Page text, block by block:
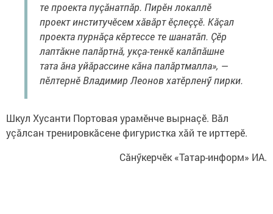
те проекта пуçăнатпăр. Пирӗн локаллӗ
проект институчӗсем хӑвӑрт ӗçлеççӗ. Кӑçал
проекта пурнӑçа кӗртессе те шанатӑп. Çӗр
лаптӑкне палӑртнӑ, укçа-тенкӗ калăпăшне
тата ăна уйăрассине кăна палăртмалла», —
пĕлтернĕ Владимир Леонов хатӗрленӳ пирки.
Шкул Хусанти Портовая урамӗнче вырнаçӗ. Вăл
уçăлсан тренировкăсене фигуристка хӑй те ирттерĕ.
Сăнӳкерчӗк «Татар-информ» ИА.